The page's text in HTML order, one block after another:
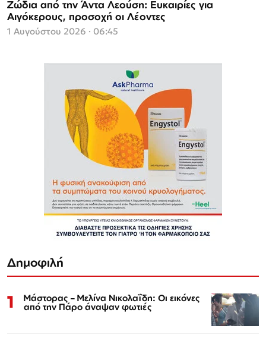
Ζώδια από την Άντα Λεούση: Ευκαιρίες για
Αιγόκερους, προσοχή οι Λέοντες
1 Αυγούστου 2026 · 06:45
Δημοφιλή
1 Μάστορας – Μελίνα Νικολαΐδη: Οι εικόνες
από την Πάρο άναψαν φωτιές